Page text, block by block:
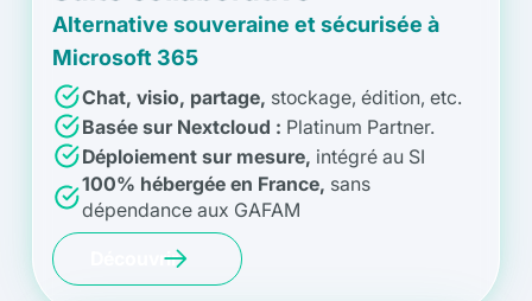
Alternative souveraine et sécurisée à
Microsoft 365
Chat, visio, partage, stockage, édition, etc.
Basée sur Nextcloud : Platinum Partner.
Déploiement sur mesure, intégré au SI
100% hébergée en France, sans
dépendance aux GAFAM
Découvrir